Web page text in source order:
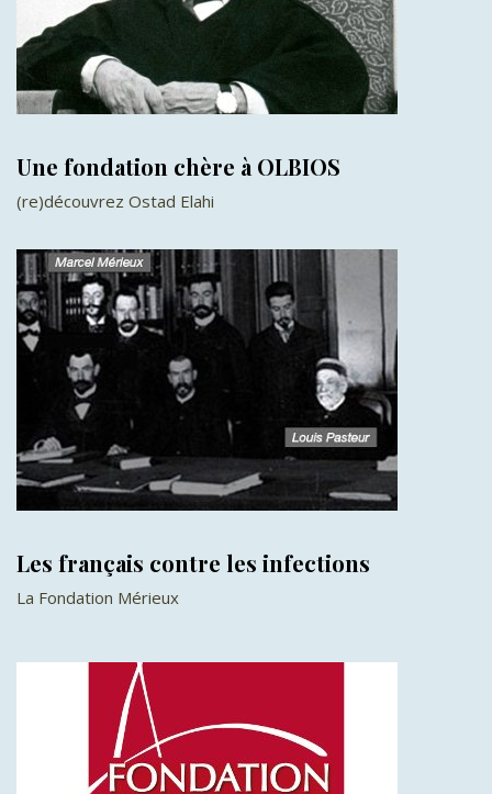
Une fondation chère à OLBIOS
(re)découvrez Ostad Elahi
Les français contre les infections
La Fondation Mérieux